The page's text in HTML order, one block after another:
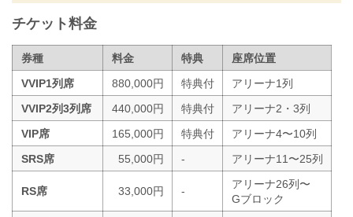
チケット料金
券種 料金 特典
座席位置
VVIP1列席
880,000円 特典付
アリーナ1列
VVIP2列3列席
440,000円 特典付
アリーナ2・3列
VIP席
165,000円 特典付
アリーナ4〜10列
SRS席
55,000円 - アリーナ11〜25列
RS席 33,000円 -
アリーナ26列〜
Gブロック